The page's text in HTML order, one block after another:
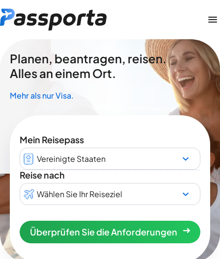
Planen, beantragen, reisen.
Alles an einem Ort.
Mehr als nur Visa.
Mein Reisepass
Vereinigte Staaten
Reise nach
Wählen Sie Ihr Reiseziel
Überprüfen Sie die Anforderungen